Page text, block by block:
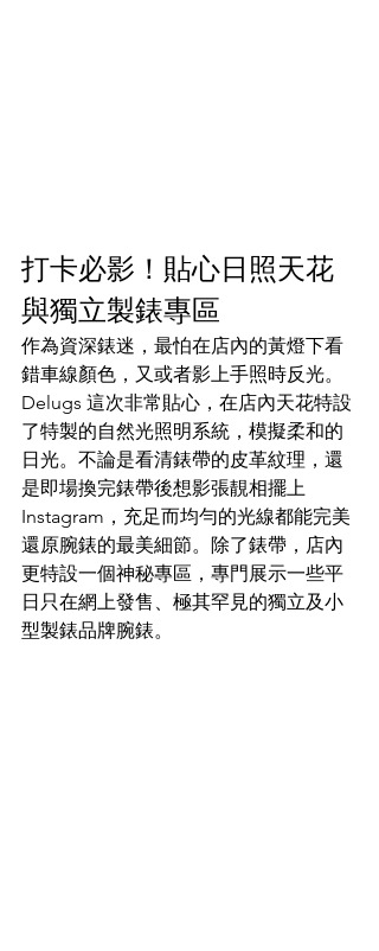
打卡必影！貼心日照天花
與獨立製錶專區
作為資深錶迷，最怕在店內的黃燈下看
錯車線顏色，又或者影上手照時反光。
Delugs 這次非常貼心，在店內天花特設
了特製的自然光照明系統，模擬柔和的
日光。不論是看清錶帶的皮革紋理，還
是即場換完錶帶後想影張靚相擺上
Instagram，充足而均勻的光線都能完美
還原腕錶的最美細節。除了錶帶，店內
更特設一個神秘專區，專門展示一些平
日只在網上發售、極其罕見的獨立及小
型製錶品牌腕錶。